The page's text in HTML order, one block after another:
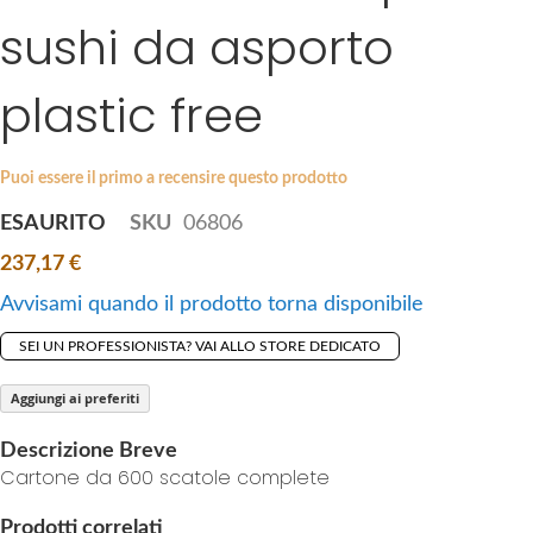
s
a
l
r
y
p
o
e
b
g
i
n
n
i
n
g
o
sushi da asporto
plastic free
Puoi essere il primo a recensire questo prodotto
ESAURITO SKU
06806
237,17 €
Avvisami quando il prodotto torna disponibile
SEI UN PROFESSIONISTA? VAI ALLO STORE DEDICATO
Aggiungi ai preferiti
Descrizione Breve
Cartone da 600 scatole complete
Prodotti correlati